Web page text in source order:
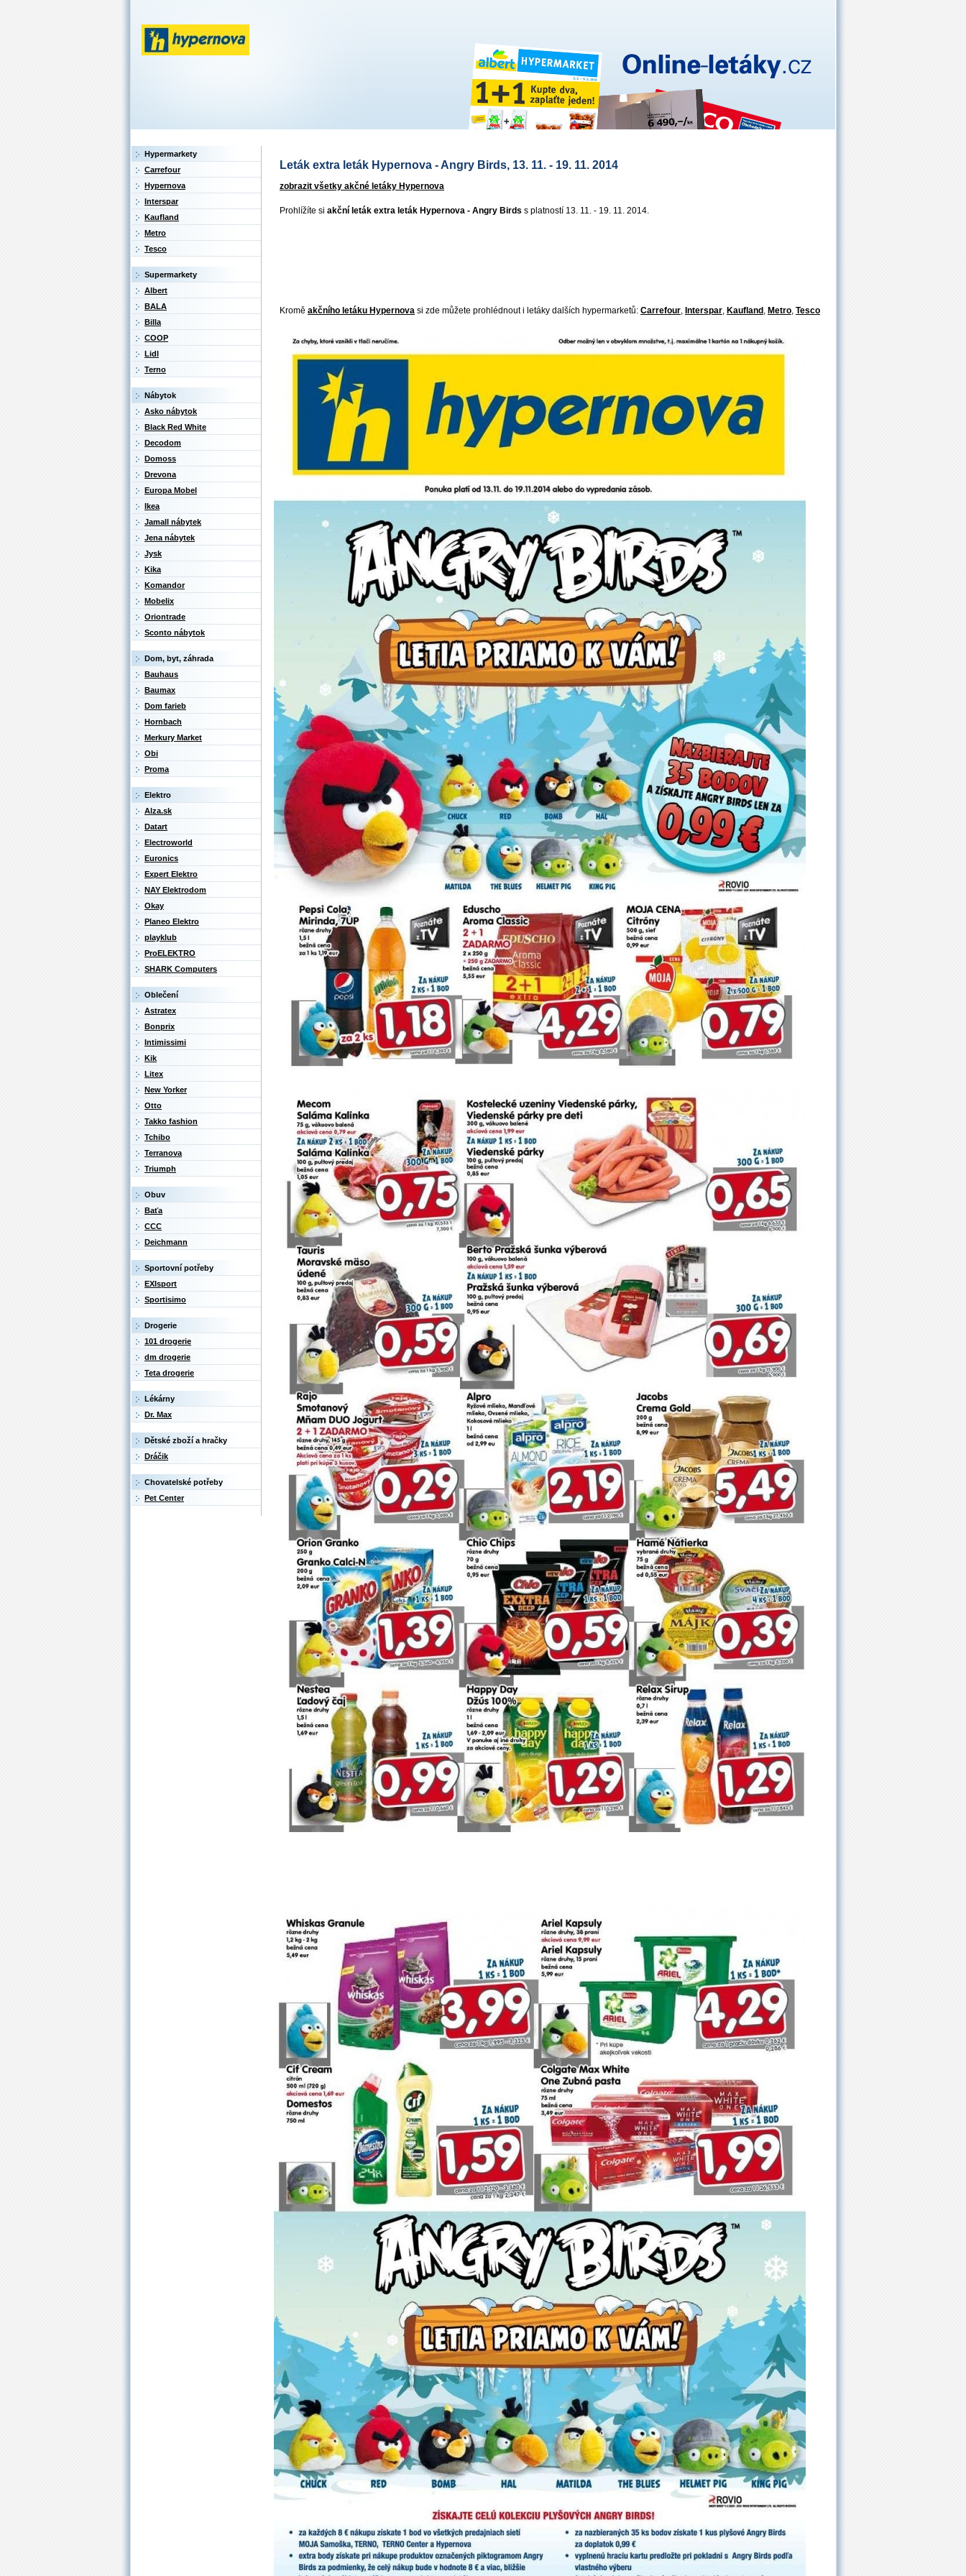
Leták extra leták Hypernova - Angry Birds, 13. 11. - 19. 11. 2014
zobrazit všetky akčné letáky Hypernova
Prohlížíte si akční leták extra leták Hypernova - Angry Birds s platností 13. 11. - 19. 11. 2014.
Kromě akčního letáku Hypernova si zde můžete prohlédnout i letáky dalších hypermarketů: Carrefour Interspar Kaufland Metro Tesco
Hypermarkety
Carrefour
Hypernova
Interspar
Kaufland
Metro
Tesco
Supermarkety
Albert
BALA
Billa
COOP
Lidl
Terno
Nábytok
Asko nábytok
Black Red White
Decodom
Domoss
Drevona
Europa Mobel
Ikea
Jamall nábytek
Jena nábytek
Jysk
Kika
Komandor
Mobelix
Oriontrade
Sconto nábytok
Dom, byt, záhrada
Bauhaus
Baumax
Dom farieb
Hornbach
Merkury Market
Obi
Proma
Elektro
Alza.sk
Datart
Electroworld
Euronics
Expert Elektro
NAY Elektrodom
Okay
Planeo Elektro
playklub
ProELEKTRO
SHARK Computers
Oblečení
Astratex
Bonprix
Intimissimi
Kik
Litex
New Yorker
Otto
Takko fashion
Tchibo
Terranova
Triumph
Obuv
Baťa
CCC
Deichmann
Sportovní potřeby
EXIsport
Sportisimo
Drogerie
101 drogerie
dm drogerie
Teta drogerie
Lékárny
Dr. Max
Dětské zboží a hračky
Dráčik
Chovatelské potřeby
Pet Center